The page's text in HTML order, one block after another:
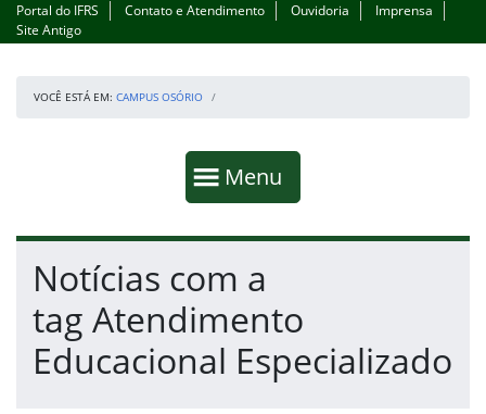
Portal do IFRS Contato e Atendimento Ouvidoria
Imprensa
Site Antigo
VOCÊ ESTÁ EM: CAMPUS OSÓRIO
Mostrar
Menu
Fim da navegação
Início do conteúdo
Notícias com a
tag Atendimento
Educacional Especializado